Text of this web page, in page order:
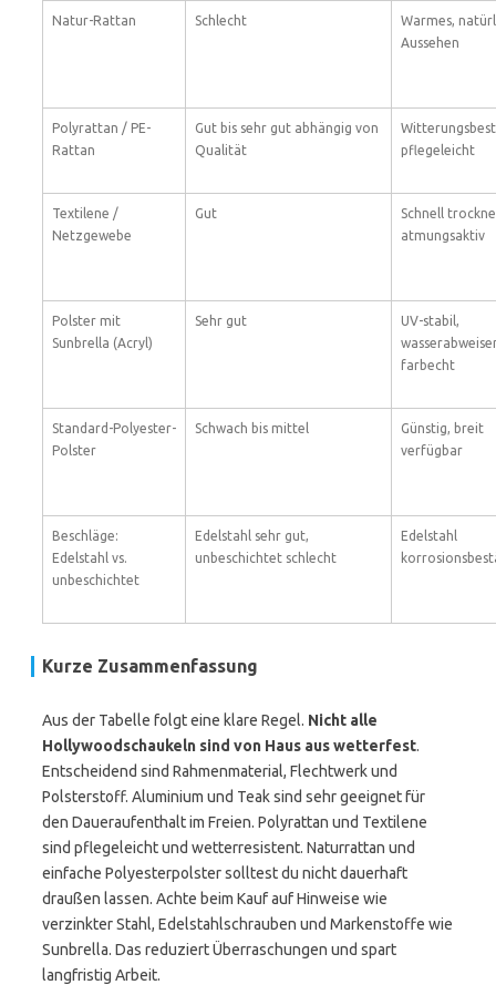
Natur-Rattan Schlecht
Warmes,
Aussehen
Polyrattan / PE-
Rattan
Gut bis sehr gut abhängig von
Qualität
pflegeleicht
Textilene /
Netzgewebe
Gut
Schnell
atmungsaktiv
Polster mit
Sunbrella (Acryl)
Sehr gut
UV-stabil,
farbecht
Standard-Polyester-
Polster
Schwach bis mittel
Günstig, breit
verfügbar
Beschläge:
Edelstahl vs.
unbeschichtet
Edelstahl sehr gut,
unbeschichtet schlecht
Edelstahl
Kurze Zusammenfassung
Aus der Tabelle folgt eine klare Regel. Nicht alle
Hollywoodschaukeln sind von Haus aus wetterfest.
Entscheidend sind Rahmenmaterial, Flechtwerk und
Polsterstoff. Aluminium und Teak sind sehr geeignet für
den Daueraufenthalt im Freien. Polyrattan und Textilene
sind pflegeleicht und wetterresistent. Naturrattan und
einfache Polyesterpolster solltest du nicht dauerhaft
draußen lassen. Achte beim Kauf auf Hinweise wie
verzinkter Stahl, Edelstahlschrauben und Markenstoffe wie
Sunbrella. Das reduziert Überraschungen und spart
langfristig Arbeit.